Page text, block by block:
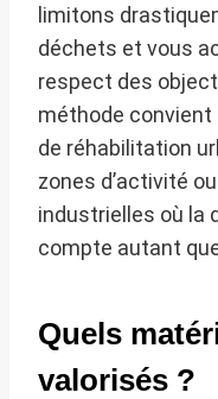
limitons
déchets et vous
respect des
méthode
de réhabilitation
zones d’activité
industrielles où la
compte autant
Quels
valorisés ?